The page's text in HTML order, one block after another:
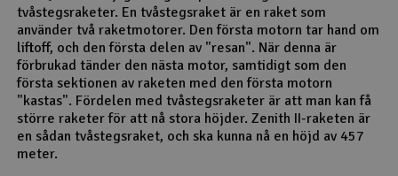
Outlet
Radioutrustning
Raketer
Scooter & elfordon
tvåstegsraketer. En tvåstegsraket är en raket som
använder två raketmotorer. Den första motorn tar hand om
liftoff, och den första delen av "resan". När denna är
förbrukad tänder den nästa motor, samtidigt som den
första sektionen av raketen med den första motorn
"kastas". Fördelen med tvåstegsraketer är att man kan få
större raketer för att nå stora höjder. Zenith II-raketen är
en sådan tvåstegsraket, och ska kunna nå en höjd av 457
meter.